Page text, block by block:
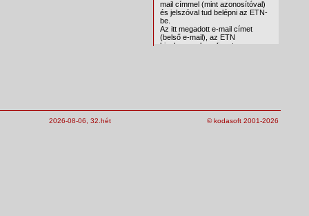
2026-08-06, 32.hét © kodasoft 2001-2026